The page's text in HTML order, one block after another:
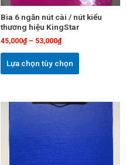
Bìa 6 ngăn nút cài / nút kiểu
thương hiệu KingStar
45,000₫– 53,000₫
Lựa chọn tùy chọn
chọn
có
trên